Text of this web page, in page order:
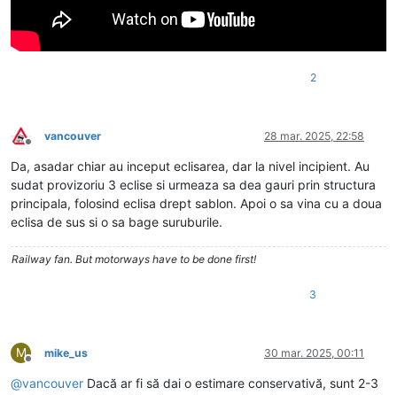
2
Deconectat
vancouver 28 mar. 2025, 22:58
Da, asadar chiar au inceput eclisarea, dar la nivel incipient. Au
sudat provizoriu 3 eclise si urmeaza sa dea gauri prin structura
principala, folosind eclisa drept sablon. Apoi o sa vina cu a doua
eclisa de sus si o sa bage suruburile.
Railway fan. But motorways have to be done first!
3
M
Deconectat
mike_us 30 mar. 2025, 00:11
@vancouver Dacă ar fi să dai o estimare conservativă, sunt 2-3